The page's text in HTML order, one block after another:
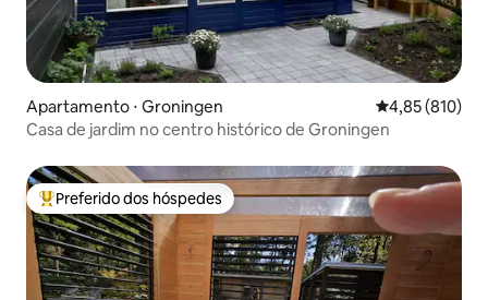
Apartamento ⋅ Groningen 4,85 de uma
4,85 (810)
Casa de jardim no centro histórico de Groningen
Entre os melhores preferidos dos hóspedes
Preferido dos hóspedes